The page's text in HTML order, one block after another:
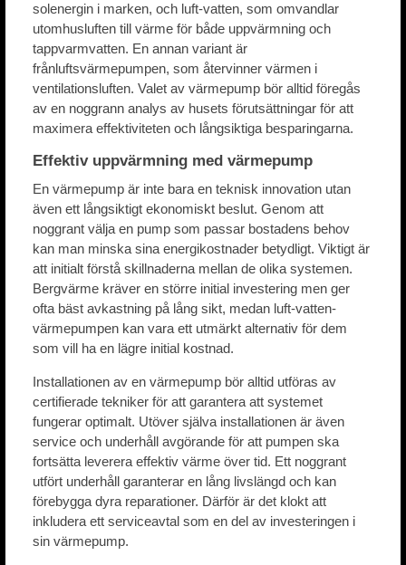
solenergin i marken, och luft-vatten, som omvandlar
utomhusluften till värme för både uppvärmning och
tappvarmvatten. En annan variant är
frånluftsvärmepumpen, som återvinner värmen i
ventilationsluften. Valet av värmepump bör alltid föregås
av en noggrann analys av husets förutsättningar för att
maximera effektiviteten och långsiktiga besparingarna.
Effektiv uppvärmning med värmepump
En värmepump är inte bara en teknisk innovation utan
även ett långsiktigt ekonomiskt beslut. Genom att
noggrant välja en pump som passar bostadens behov
kan man minska sina energikostnader betydligt. Viktigt är
att initialt förstå skillnaderna mellan de olika systemen.
Bergvärme kräver en större initial investering men ger
ofta bäst avkastning på lång sikt, medan luft-vatten-
värmepumpen kan vara ett utmärkt alternativ för dem
som vill ha en lägre initial kostnad.
Installationen av en värmepump bör alltid utföras av
certifierade tekniker för att garantera att systemet
fungerar optimalt. Utöver själva installationen är även
service och underhåll avgörande för att pumpen ska
fortsätta leverera effektiv värme över tid. Ett noggrant
utfört underhåll garanterar en lång livslängd och kan
förebygga dyra reparationer. Därför är det klokt att
inkludera ett serviceavtal som en del av investeringen i
sin värmepump.